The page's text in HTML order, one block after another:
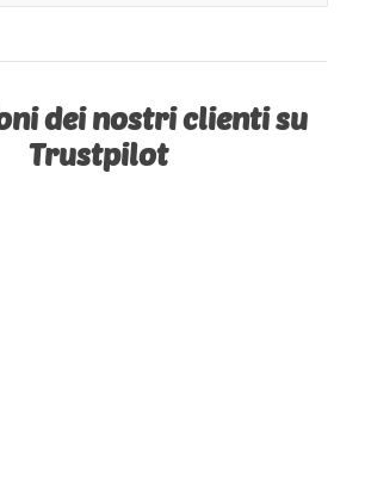
dei nostri clienti su
Trustpilot